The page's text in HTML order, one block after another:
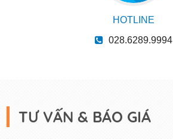
HOTLINE
028.6289.9994
TƯ VẤN & BÁO GIÁ